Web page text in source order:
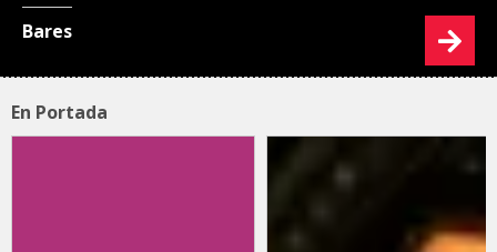
Bares
En Portada